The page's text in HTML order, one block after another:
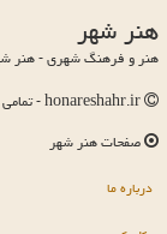
هنر شهر
هنر و فرهنگ شهری - هنر
صفحات هنر شهر
درباره ما